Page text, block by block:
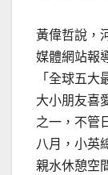
黃偉哲說，
媒體網站報
「全球五
大小朋友喜
之一，不管
八月，小英
親水休憩空